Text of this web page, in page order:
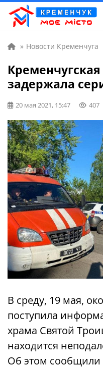
» Новости Кременчуга
задержала
20 мая 2021, 15:47 407
В среду, 19 мая,
поступила
храма Святой
находится
Об этом сообщили